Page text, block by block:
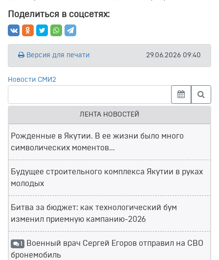
Поделиться в соцсетях:
Версия для печати 29.06.2026 09:40
Новости СМИ2
ЛЕНТА НОВОСТЕЙ
Рожденные в Якутии. В ее жизни было много
символических моментов...
Будущее строительного комплекса Якутии в руках
молодых
Битва за бюджет: как технологический бум
изменил приемную кампанию-2026
1 Военный врач Сергей Егоров отправил на СВО
бронемобиль